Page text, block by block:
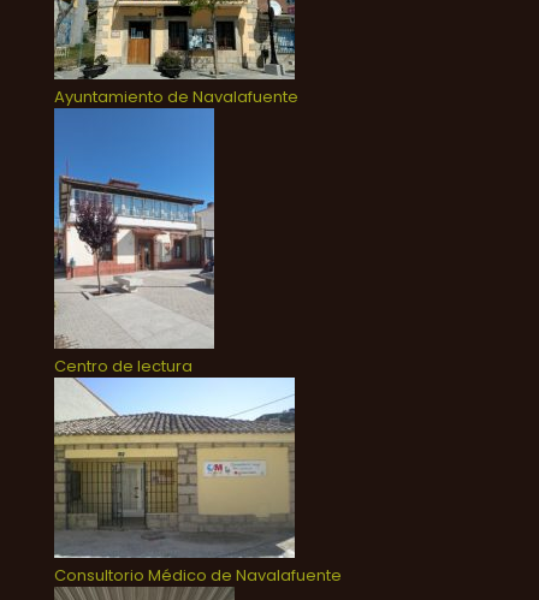
Ayuntamiento de Navalafuente
Centro de lectura
Consultorio Médico de Navalafuente